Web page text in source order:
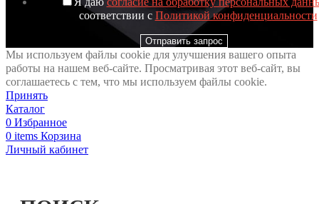
соответствии с Политикой конфиденциальности
Отправить запрос
Мы используем файлы cookie для улучшения вашего опыта
работы на нашем веб-сайте. Просматривая этот веб-сайт, вы
соглашаетесь с тем, что мы используем файлы cookie.
Принять
Каталог
0 Избранное
0 items Корзина
Личный кабинет